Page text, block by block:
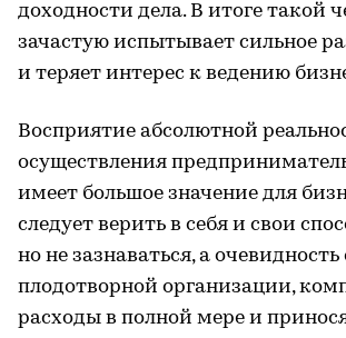
доходности дела. В итоге такой
зачастую испытывает сильное
и теряет интерес к ведению
Восприятие абсолютной
осуществления
имеет большое значение для
следует верить в себя и свои
но не зазнаваться, а
плодотворной организации,
расходы в полной мере и